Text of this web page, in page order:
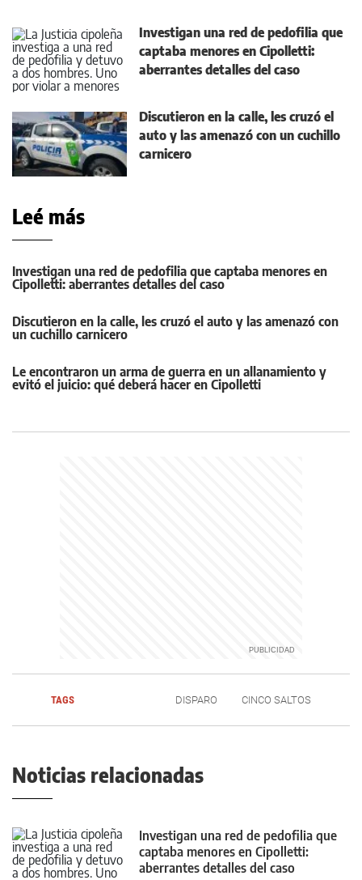
Investigan una red de pedofilia que
captaba menores en Cipolletti:
aberrantes detalles del caso
Discutieron en la calle, les cruzó el
auto y las amenazó con un cuchillo
carnicero
Leé más
Investigan una red de pedofilia que captaba menores en
Cipolletti: aberrantes detalles del caso
Discutieron en la calle, les cruzó el auto y las amenazó con
un cuchillo carnicero
Le encontraron un arma de guerra en un allanamiento y
evitó el juicio: qué deberá hacer en Cipolletti
TAGS DISPARO CINCO SALTOS
Noticias relacionadas
Investigan una red de pedofilia que
captaba menores en Cipolletti:
aberrantes detalles del caso